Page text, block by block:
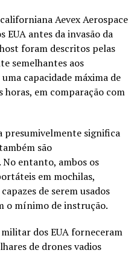
Aevex Aerospace
antes da invasão da
foram descritos pelas
semelhantes aos
capacidade máxima de
horas, em comparação com
presumivelmente significa
são
entanto, ambos os
em mochilas,
de serem usados
o mínimo de instrução.
dos EUA forneceram
de drones vadios